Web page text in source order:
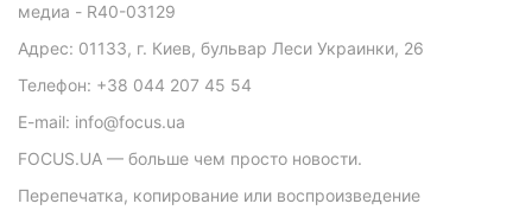
медиа - R40-03129
Адрес: 01133, г. Киев, бульвар Леси Украинки, 26
Телефон: +38 044 207 45 54
E-mail: info@focus.ua
FOCUS.UA — больше чем просто новости.
Перепечатка, копирование или воспроизведение